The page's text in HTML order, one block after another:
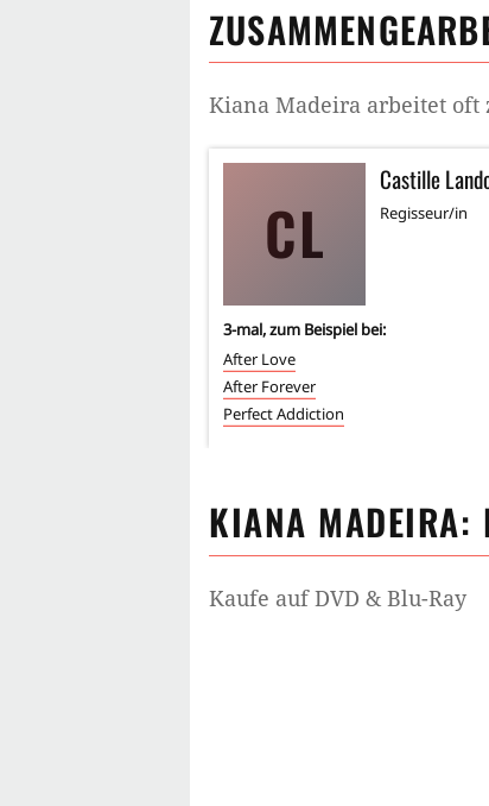
Kiana Madeira arbeitet oft
CL
Castille
Regisseur/in
3-mal, zum Beispiel bei:
After Love
After Forever
Perfect Addiction
KIANA MADEIRA:
Kaufe auf DVD & Blu-Ray